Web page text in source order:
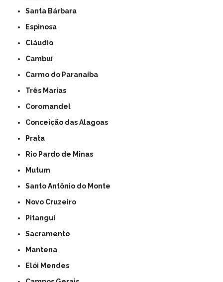
Santa Bárbara
Espinosa
Cláudio
Cambuí
Carmo do Paranaíba
Três Marias
Coromandel
Conceição das Alagoas
Prata
Rio Pardo de Minas
Mutum
Santo Antônio do Monte
Novo Cruzeiro
Pitangui
Sacramento
Mantena
Elói Mendes